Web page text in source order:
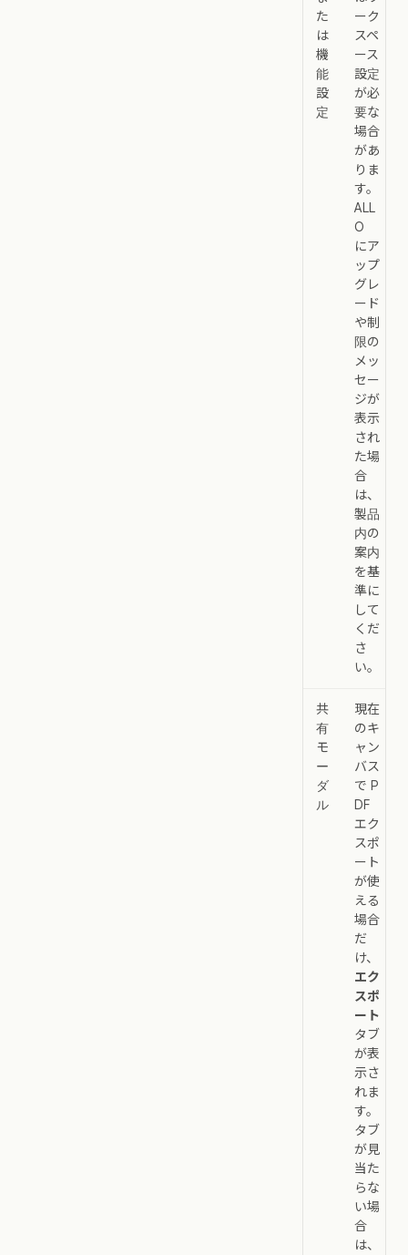
た
は
機
能
設
定
ーク
スペ
ース
設定
が必
要な
場合
があ
りま
す。
ALL
O
にア
ップ
グレ
ード
や制
限の
メッ
セー
ジが
表示
され
た場
合
は、
製品
内の
案内
を基
準に
して
くだ
さ
い。
共
有
モ
ー
ダ
ル
現在
のキ
ャン
バス
で P
DF
エク
スポ
ート
が使
える
場合
だ
け、
エク
スポ
ート
タブ
が表
示さ
れま
す。
タブ
が見
当た
らな
い場
合
は、